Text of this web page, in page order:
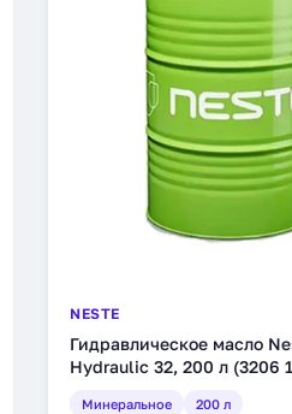
NESTE
Гидравлическое масло
Hydraulic 32, 200 л (3206
Минеральное 200 л